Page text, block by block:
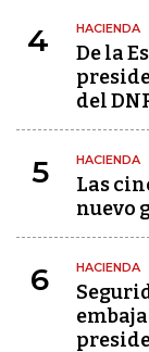
4 HACIENDA
De la
del
5 HACIENDA
Las
nuevo
6 HACIENDA